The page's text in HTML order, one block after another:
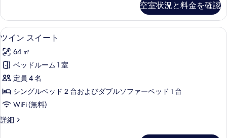
ー
ベ
ッ
ド
付
き
の
す
べ
ァ
ー
ベ
ッ
ド
付
き
の
詳
イ
ー
ト
の
す
べ
て
の
写
ス
ツ
イ
ス
イ
ー
ト
の
詳
細
空室状況と料金を確認
ツ
イ
ン
ス
イ
ー
の
セーフティボックス (室内)、デスク
14
ツイン スイート
64 ㎡
ベッドルーム 1 室
定員 4 名
シングルベッド 2 台およびダブルソファーベッド 1 台
WiFi (無料)
詳細
ツ